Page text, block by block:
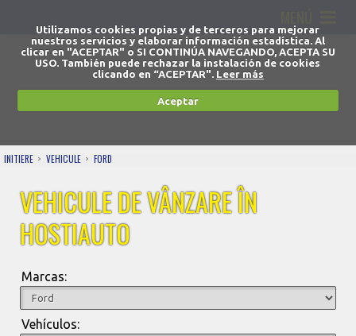
Utilizamos cookies propias y de terceros para mejorar
nuestros servicios y elaborar información estadística. Al
clicar en "ACEPTAR" o SI CONTINÚA NAVEGANDO, ACEPTA SU
USO. También puede rechazar la instalación de cookies
clicando en “ACEPTAR". Leer más
Aceptar
INITIERE VEHICULE FORD
VEHICULE DE VÂNZARE ÎN
HOSTIAUTO
Marcas:
Vehículos: